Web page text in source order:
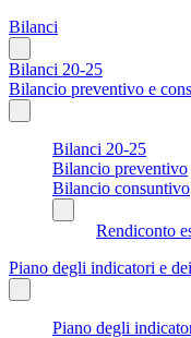
Bilanci
Bilanci 20-25
Bilancio preventivo e
Bilanci 20-25
Bilancio preventivo
Bilancio consuntivo
Rendiconto
Piano degli indicatori e
Piano degli